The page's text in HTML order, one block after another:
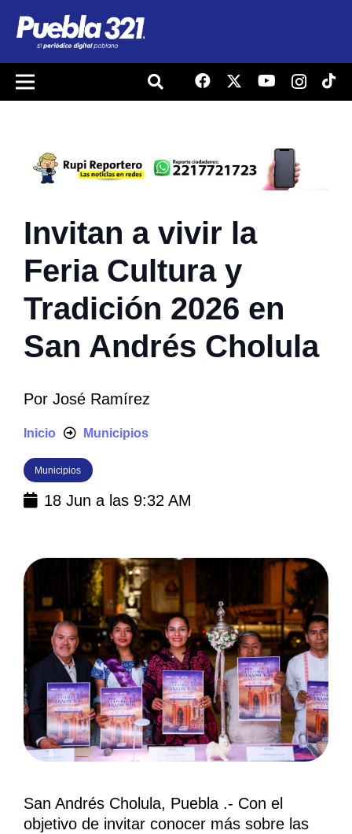
Invitan a vivir la
Feria Cultura y
Tradición 2026 en
San Andrés Cholula
Por José Ramírez
Inicio Municipios
Municipios
18 Jun a las 9:32 AM
San Andrés Cholula, Puebla .- Con el
objetivo de invitar conocer más sobre las